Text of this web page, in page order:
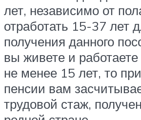
лет, независимо от
отработать 15-37 лет
получения данного
вы живете и
не менее 15 лет, то
пенсии вам
трудовой стаж,